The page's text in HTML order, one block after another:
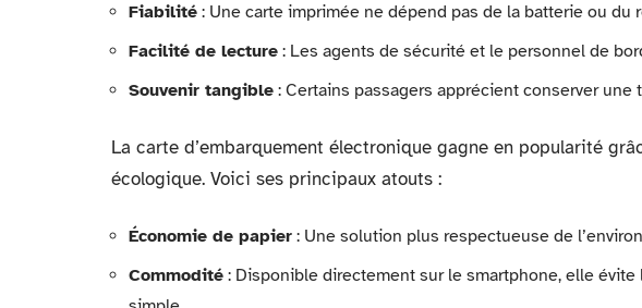
Fiabilité : Une carte imprimée ne dépend pas de la batterie ou du
Facilité de lecture : Les agents de sécurité et le personnel de
Souvenir tangible : Certains passagers apprécient conserver une
La carte d’embarquement électronique gagne en popularité
écologique. Voici ses principaux atouts :
Économie de papier : Une solution plus respectueuse de
Commodité : Disponible directement sur le smartphone, elle